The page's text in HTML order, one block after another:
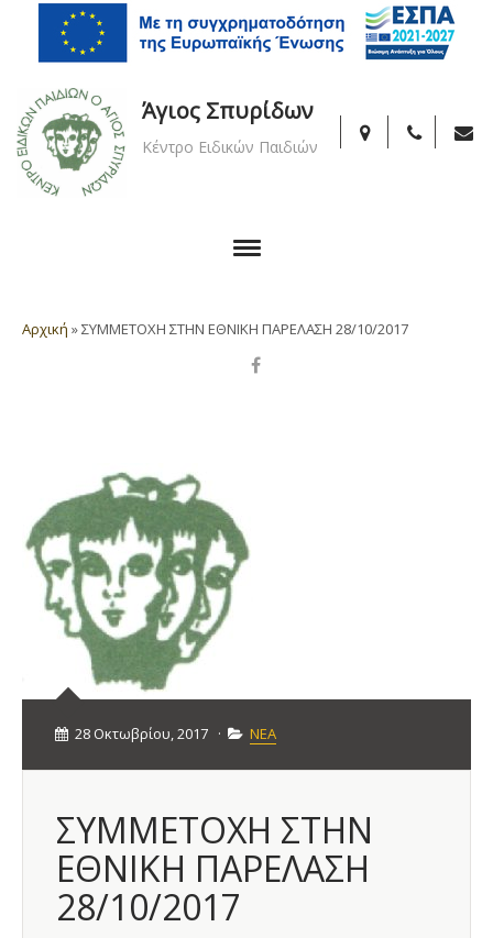
Άγιος Σπυρίδων
Κέντρο Ειδικών Παιδιών
Αρχική »ΣΥΜΜΕΤΟΧΗ ΣΤΗΝ ΕΘΝΙΚΗ ΠΑΡΕΛΑΣΗ 28/10/2017
28 Οκτωβρίου, 2017 · ΝΕΑ
ΣΥΜΜΕΤΟΧΗ ΣΤΗΝ
ΕΘΝΙΚΗ ΠΑΡΕΛΑΣΗ
28/10/2017